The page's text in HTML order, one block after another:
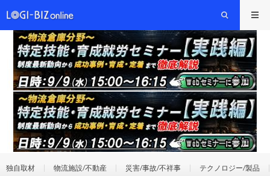
独自取材 物流施設/不動産 災害/事故/不祥事 テクノロジー/製品